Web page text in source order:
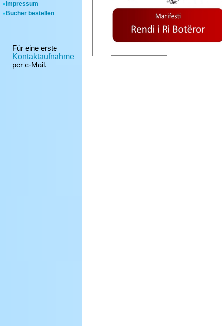
Impressum
Bücher bestellen
Für eine erste
Kontaktaufnahme
per e-Mail.